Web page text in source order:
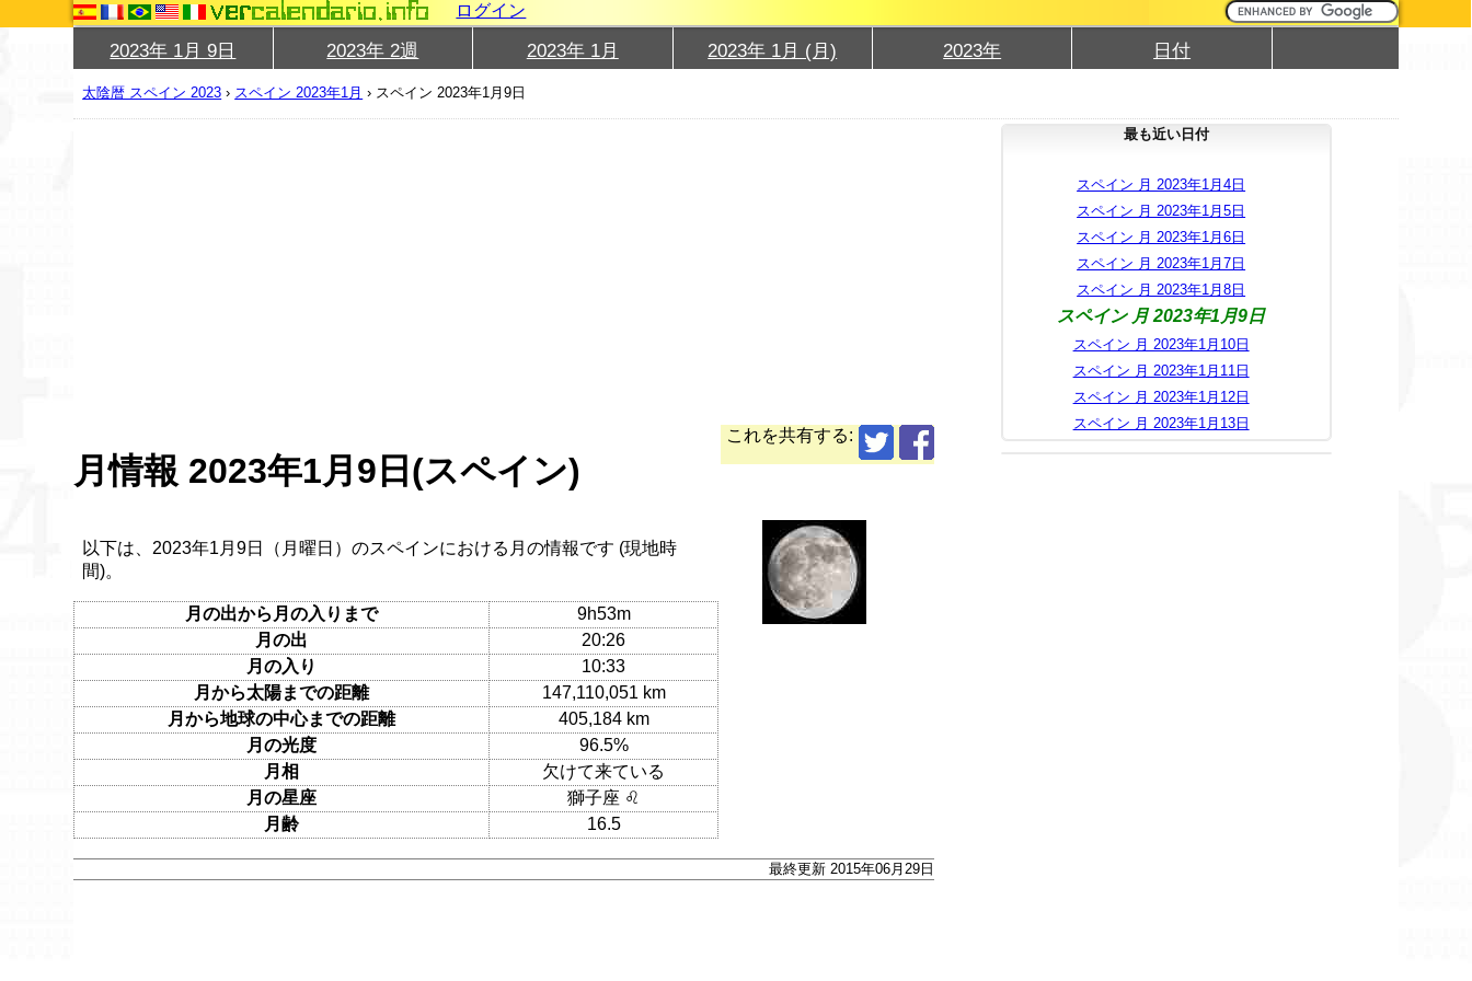
ログイン
2023年 1月 9日 2023年 2週 2023年 1月 2023年 1月 (月) 2023年 日付
太陰暦 スペイン 2023 › スペイン 2023年1月 › スペイン 2023年1月9日
これを共有する:
月情報 2023年1月9日(スペイン)
以下は、2023年1月9日（月曜日）のスペインにおける月の情報です (現地時
間)。
月の出から月の入りまで
9h53m
月の出
20:26
月の入り
10:33
月から太陽までの距離
147,110,051 km
月から地球の中心までの距離
405,184 km
月の光度
96.5%
月相
欠けて来ている
月の星座
獅子座 ♌
月齢
16.5
最終更新 2015年06月29日
最も近い日付
スペイン 月 2023年1月4日
スペイン 月 2023年1月5日
スペイン 月 2023年1月6日
スペイン 月 2023年1月7日
スペイン 月 2023年1月8日
スペイン 月 2023年1月9日
スペイン 月 2023年1月10日
スペイン 月 2023年1月11日
スペイン 月 2023年1月12日
スペイン 月 2023年1月13日